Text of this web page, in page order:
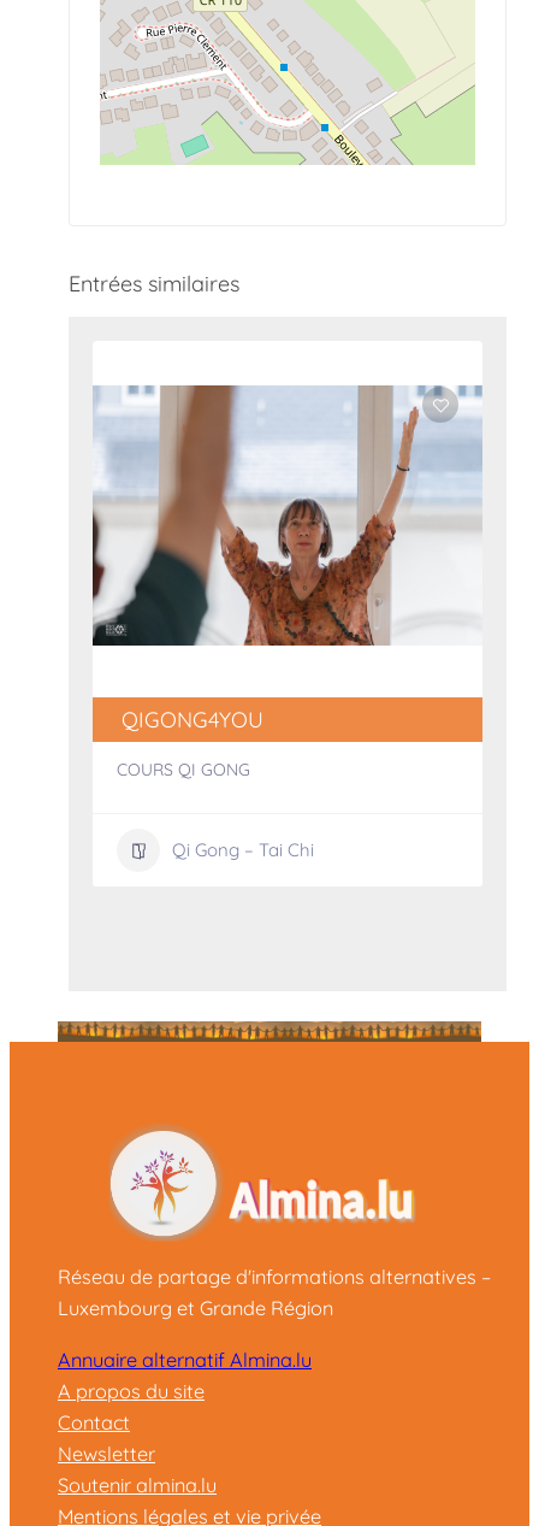
Entrées similaires
QIGONG4YOU
COURS QI GONG
Qi Gong – Tai Chi
Réseau de partage d'informations alternatives –
Luxembourg et Grande Région
Annuaire alternatif Almina.lu
A propos du site
Contact
Newsletter
Soutenir almina.lu
Mentions légales et vie privée